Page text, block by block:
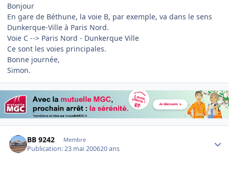
Bonjour
En gare de Béthune, la voie B, par exemple, va dans le sens
Dunkerque-Ville à Paris Nord.
Voie C --> Paris Nord - Dunkerque Ville
Ce sont les voies principales.
Bonne journée,
Simon.
BB 9242 Membre
Publication:23 mai 200620 ans